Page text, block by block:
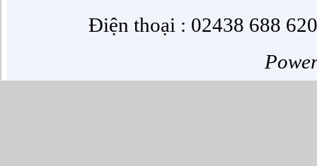
Điện thoại : 02438 688